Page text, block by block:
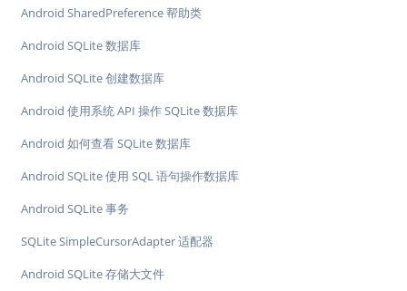
Android SharedPreference 帮助类
Android SQLite 数据库
Android SQLite 创建数据库
Android 使用系统 API 操作 SQLite 数据库
Android 如何查看 SQLite 数据库
Android SQLite 使用 SQL 语句操作数据库
Android SQLite 事务
SQLite SimpleCursorAdapter 适配器
Android SQLite 存储大文件